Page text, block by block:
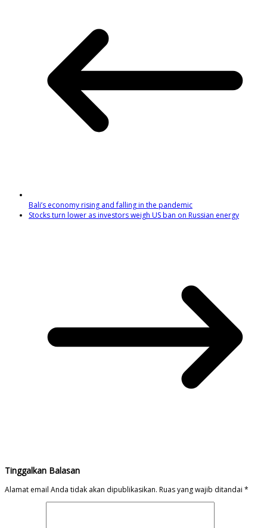
Bali’s economy rising and falling in the pandemic
Stocks turn lower as investors weigh US ban on Russian energy
Tinggalkan Balasan
Alamat email Anda tidak akan dipublikasikan. Ruas yang wajib ditandai *